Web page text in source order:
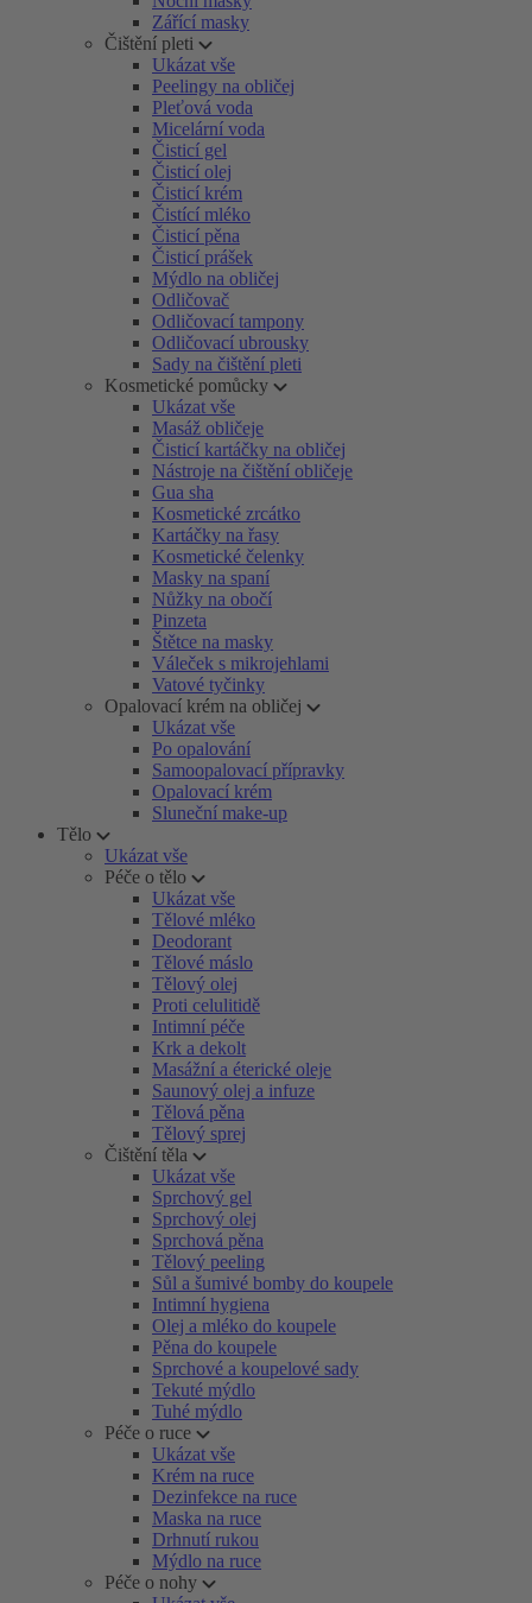
Zářící masky
Čištění pleti
Ukázat vše
Peelingy na obličej
Pleťová voda
Micelární voda
Čisticí gel
Čisticí olej
Čisticí krém
Čistící mléko
Čisticí pěna
Čisticí prášek
Mýdlo na obličej
Odličovač
Odličovací tampony
Odličovací ubrousky
Sady na čištění pleti
Kosmetické pomůcky
Ukázat vše
Masáž obličeje
Čisticí kartáčky na obličej
Nástroje na čištění obličeje
Gua sha
Kosmetické zrcátko
Kartáčky na řasy
Kosmetické čelenky
Masky na spaní
Nůžky na obočí
Pinzeta
Štětce na masky
Váleček s mikrojehlami
Vatové tyčinky
Opalovací krém na obličej
Ukázat vše
Po opalování
Samoopalovací přípravky
Opalovací krém
Sluneční make-up
Tělo
Ukázat vše
Péče o tělo
Ukázat vše
Tělové mléko
Deodorant
Tělové máslo
Tělový olej
Proti celulitidě
Intimní péče
Krk a dekolt
Masážní a éterické oleje
Saunový olej a infuze
Tělová pěna
Tělový sprej
Čištění těla
Ukázat vše
Sprchový gel
Sprchový olej
Sprchová pěna
Tělový peeling
Sůl a šumivé bomby do koupele
Intimní hygiena
Olej a mléko do koupele
Pěna do koupele
Sprchové a koupelové sady
Tekuté mýdlo
Tuhé mýdlo
Péče o ruce
Ukázat vše
Krém na ruce
Dezinfekce na ruce
Maska na ruce
Drhnutí rukou
Mýdlo na ruce
Péče o nohy